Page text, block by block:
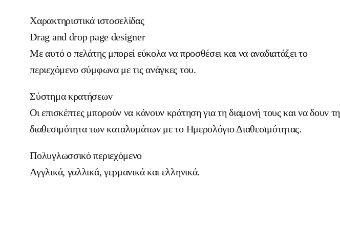
Χαρακτηριστικά ιστοσελίδας
Drag and drop page designer
Με αυτό ο πελάτης μπορεί εύκολα να προσθέσει και να αναδιατάξει το
περιεχόμενο σύμφωνα με τις ανάγκες του.
Σύστημα κρατήσεων
Οι επισκέπτες μπορούν να κάνουν κράτηση για τη διαμονή τους και να δουν τη
διαθεσιμότητα των καταλυμάτων με το Ημερολόγιο Διαθεσιμότητας.
Πολυγλωσσικό περιεχόμενο
Αγγλικά, γαλλικά, γερμανικά και ελληνικά.